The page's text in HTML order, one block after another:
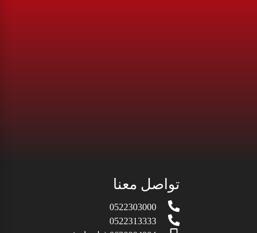
تواصل معنا
0522303000
0522313333